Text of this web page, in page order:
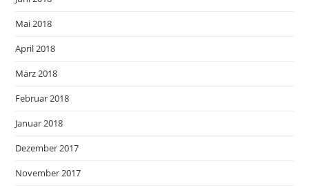
Mai 2018
April 2018
März 2018
Februar 2018
Januar 2018
Dezember 2017
November 2017